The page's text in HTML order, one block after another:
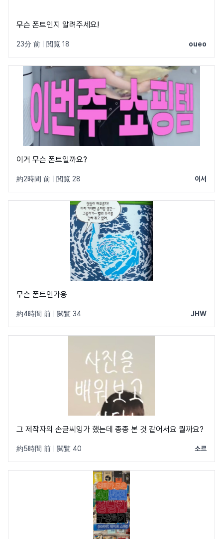
무슨 폰트인지 알려주세요!
23分 前 閲覧 18 oueo
이거 무슨 폰트일까요?
約2時間 前 閲覧 28 이서
무슨 폰트인가용
約4時間 前 閲覧 34 JHW
그 제작자의 손글씨잉가 했는데 종종 본 것 같어서요 뭘까요?
約5時間 前 閲覧 40 소르